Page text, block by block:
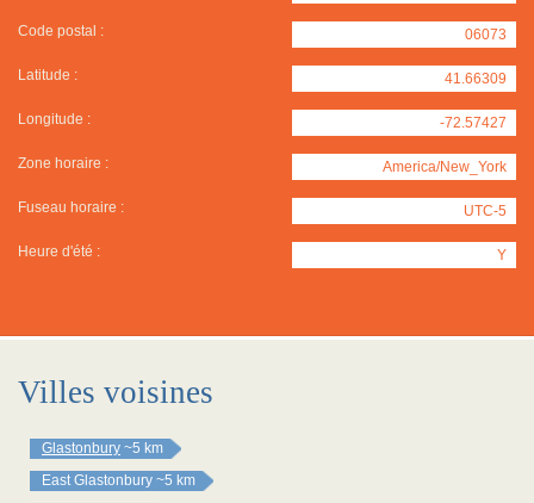
Code postal : 06073
Latitude : 41.66309
Longitude : -72.57427
Zone horaire : America/New_York
Fuseau horaire : UTC-5
Heure d'été : Y
Villes voisines
Glastonbury ~5 km
East Glastonbury ~5 km